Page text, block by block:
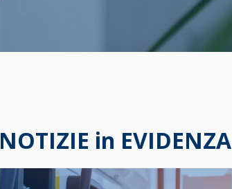
NOTIZIE in EVIDENZA